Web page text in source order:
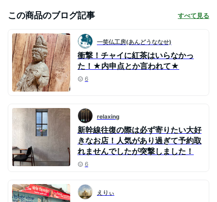
この商品のブログ記事 すべて見る
一笑仏工房(あんどうななせ)
衝撃！チャイに紅茶はいらなかっ
た！★内申点とか言われて★
6
relaxing
新幹線往復の際は必ず寄りたい大好
きなお店！人気があり過ぎて予約取
れませんでしたが突撃しました！
6
えりぃ